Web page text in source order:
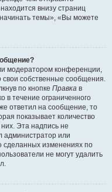
внизу страниц
темы», «Вы можете
модератором конференции,
свои собственные сообщения.
по кнопке Правка в
в течение ограниченного
ответил на сообщение, то
показывает количество
Эта надпись не
администратор или
сделанных изменениях по
не могут удалить